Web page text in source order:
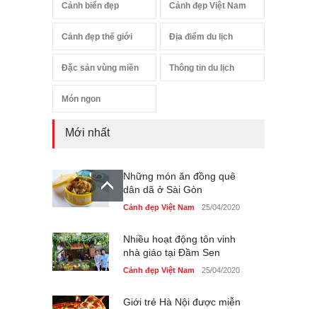
Cảnh biển đẹp Cảnh đẹp Việt Nam
Cảnh đẹp thế giới Địa điểm du lịch
Đặc sản vùng miền Thông tin du lịch
Món ngon
Mới nhất
Những món ăn đồng quê
dân dã ở Sài Gòn
Cảnh đẹp Việt Nam 25/04/2020
Nhiều hoạt động tôn vinh
nhà giáo tại Đầm Sen
Cảnh đẹp Việt Nam 25/04/2020
Giới trẻ Hà Nội được miễn